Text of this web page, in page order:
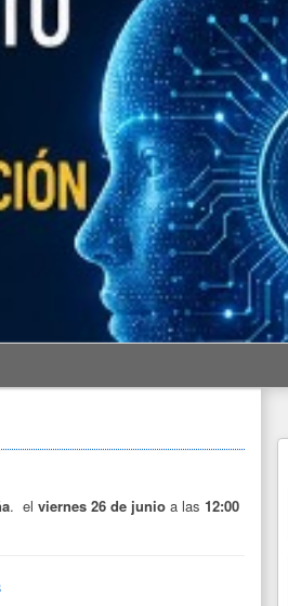
. el viernes 26 de junio a las 12:00